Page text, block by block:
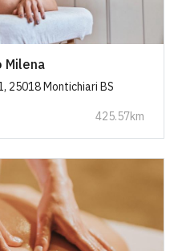
Milena
25018 Montichiari BS
425.57km